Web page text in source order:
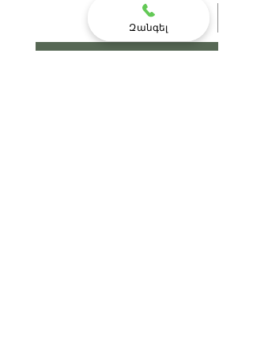
Ավելացնել զամբյուղում
Զանգել